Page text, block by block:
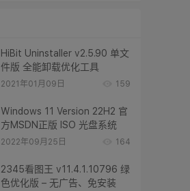
HiBit Uninstaller v2.5.90 单文
件版 全能卸载优化工具
2021年01月09日 159
Windows 11 Version 22H2 官
方MSDN正版 ISO 光盘系统
2022年09月25日 164
2345看图王 v11.4.1.10796 绿
色优化版 – 无广告、免安装